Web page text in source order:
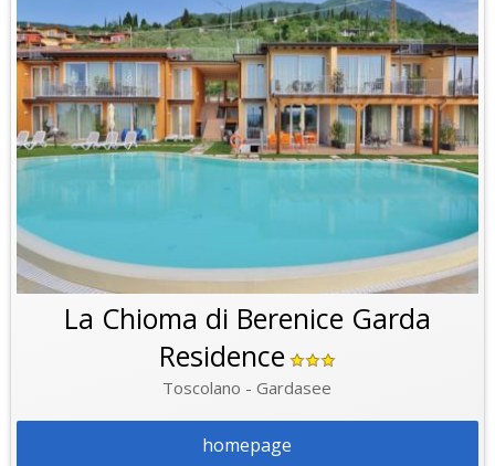
La Chioma di Berenice Garda
Residence
Toscolano - Gardasee
homepage